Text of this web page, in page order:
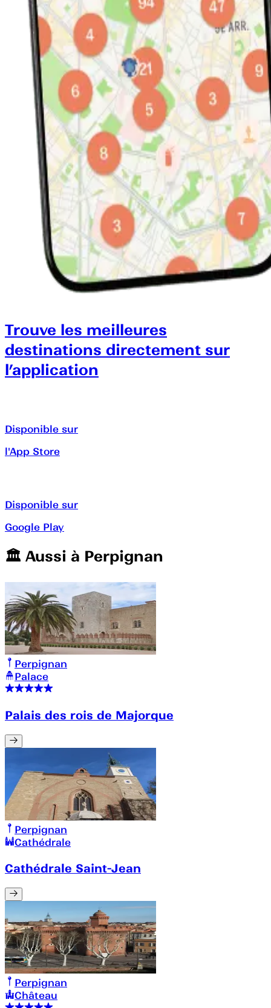
Trouve les meilleures
destinations directement sur
l’application
Disponible sur
l'App Store
Disponible sur
Google Play
🏛️️ Aussi à Perpignan
Perpignan
Palace
Palais des rois de Majorque
Perpignan
Cathédrale
Cathédrale Saint-Jean
Perpignan
Château